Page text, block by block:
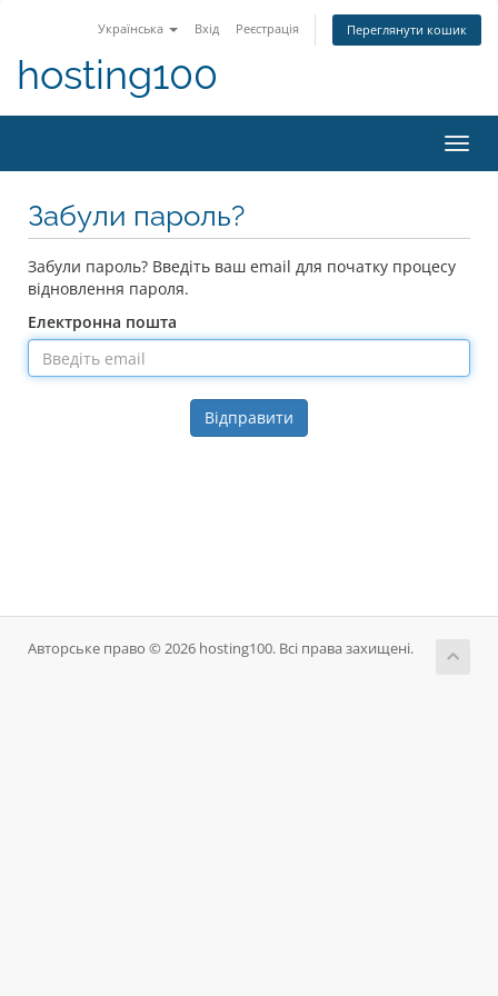
Українська Вхід Реєстрація Переглянути кошик
hosting100
Забули пароль?
Забули пароль? Введіть ваш email для початку процесу
відновлення пароля.
Електронна пошта
Відправити
Авторське право © 2026 hosting100. Всі права захищені.